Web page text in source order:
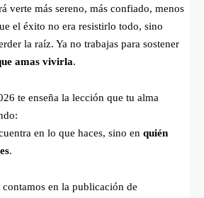
verte más sereno, más confiado, menos
el éxito no era resistirlo todo, sino
la raíz. Ya no trabajas para sostener
amas vivirla.
te enseña la lección que tu alma
en lo que haces, sino en quién
.
en la publicación de